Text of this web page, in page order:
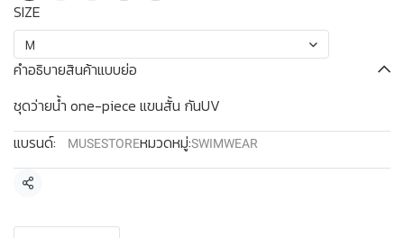
SIZE
M
คำอธิบายสินค้าแบบย่อ
ชุดว่ายน้ำ one-piece แขนสั้น กันUV
แบรนด์:
MUSESTOREหมวดหมู่:SWIMWEAR
แชร์